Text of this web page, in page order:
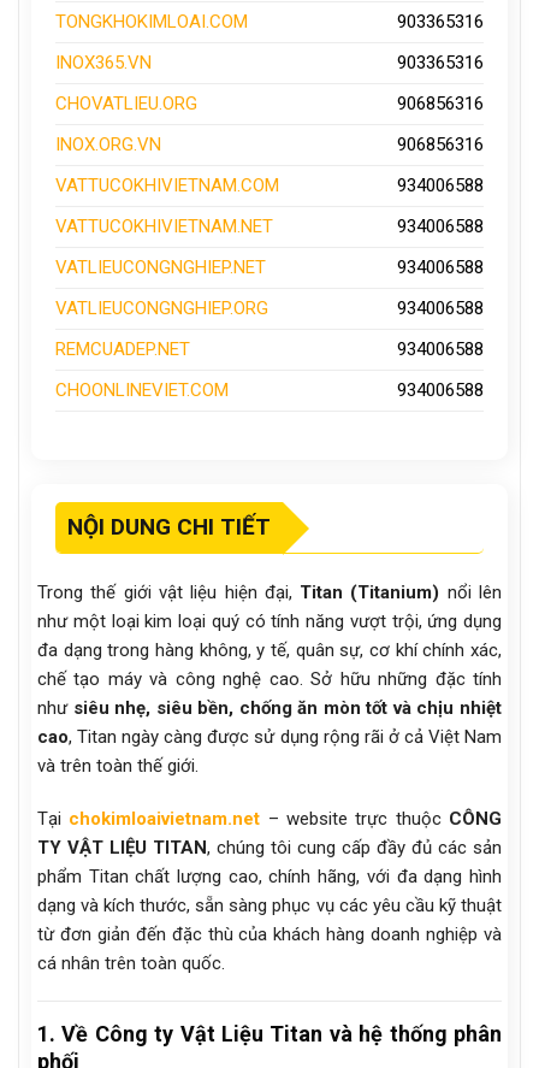
TONGKHOKIMLOAI.COM
903365316
INOX365.VN
903365316
CHOVATLIEU.ORG
906856316
INOX.ORG.VN
906856316
VATTUCOKHIVIETNAM.COM
934006588
VATTUCOKHIVIETNAM.NET
934006588
VATLIEUCONGNGHIEP.NET
934006588
VATLIEUCONGNGHIEP.ORG
934006588
REMCUADEP.NET
934006588
CHOONLINEVIET.COM
934006588
NỘI DUNG CHI TIẾT
Trong thế giới vật liệu hiện đại, Titan (Titanium) nổi lên
như một loại kim loại quý có tính năng vượt trội, ứng dụng
đa dạng trong hàng không, y tế, quân sự, cơ khí chính xác,
chế tạo máy và công nghệ cao. Sở hữu những đặc tính
như siêu nhẹ, siêu bền, chống ăn mòn tốt và chịu nhiệt
cao, Titan ngày càng được sử dụng rộng rãi ở cả Việt Nam
và trên toàn thế giới.
Tại chokimloaivietnam.net – website trực thuộc CÔNG
TY VẬT LIỆU TITAN, chúng tôi cung cấp đầy đủ các sản
phẩm Titan chất lượng cao, chính hãng, với đa dạng hình
dạng và kích thước, sẵn sàng phục vụ các yêu cầu kỹ thuật
từ đơn giản đến đặc thù của khách hàng doanh nghiệp và
cá nhân trên toàn quốc.
1. Về Công ty Vật Liệu Titan và hệ thống phân
phối